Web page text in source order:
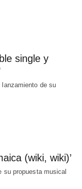
single y
lanzamiento de su
(wiki, wiki)’
su propuesta musical